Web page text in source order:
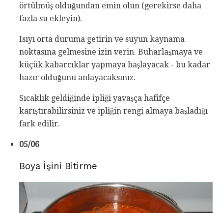
örtülmüş olduğundan emin olun (gerekirse daha
fazla su ekleyin).
Isıyı orta duruma getirin ve suyun kaynama
noktasına gelmesine izin verin. Buharlaşmaya ve
küçük kabarcıklar yapmaya başlayacak - bu kadar
hazır olduğunu anlayacaksınız.
Sıcaklık geldiğinde ipliği yavaşça hafifçe
karıştırabilirsiniz ve ipliğin rengi almaya başladığı
fark edilir.
05/06
Boya İşini Bitirme